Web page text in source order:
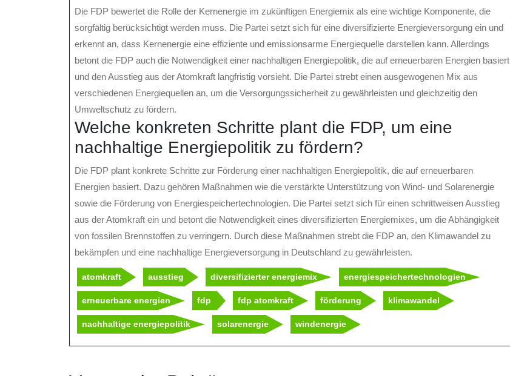
Die FDP bewertet die Rolle der Kernenergie im zukünftigen Energiemix als eine wichtige Komponente, die
sorgfältig berücksichtigt werden muss. Die Partei setzt sich für eine diversifizierte Energieversorgung ein und
erkennt an, dass Kernenergie eine effiziente und emissionsarme Energiequelle darstellen kann. Allerdings
betont die FDP auch die Notwendigkeit einer nachhaltigen Energiepolitik, die auf erneuerbaren Energien basiert
und den Ausstieg aus der Atomkraft langfristig vorsieht. Die Partei strebt einen ausgewogenen Mix aus
verschiedenen Energiequellen an, um die Versorgungssicherheit zu gewährleisten und gleichzeitig den
Umweltschutz zu fördern.
Welche konkreten Schritte plant die FDP, um eine
nachhaltige Energiepolitik zu fördern?
Die FDP plant konkrete Schritte zur Förderung einer nachhaltigen Energiepolitik, die auf erneuerbaren
Energien basiert. Dazu gehören Maßnahmen wie die verstärkte Unterstützung von Wind- und Solarenergie
sowie die Förderung von Energiespeichertechnologien. Die Partei setzt sich für einen schrittweisen Ausstieg
aus der Atomkraft ein und betont die Notwendigkeit eines diversifizierten Energiemixes, um die Abhängigkeit
von fossilen Brennstoffen zu verringern. Durch diese Maßnahmen strebt die FDP an, den Klimawandel zu
bekämpfen und eine nachhaltige Energieversorgung in Deutschland zu gewährleisten.
atomkraft ausstieg diversifizierter energiemix energiespeichertechnologien
erneuerbare energien fdp fdp atomkraft förderung klimawandel
nachhaltige energiepolitik solarenergie windenergie